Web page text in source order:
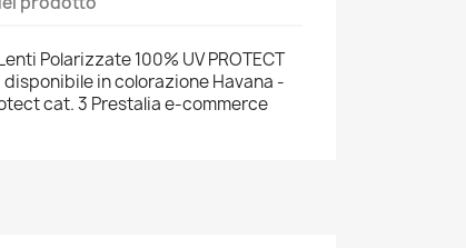
Polarizzate 100% UV PROTECT
disponibile in colorazione Havana -
cat. 3 Prestalia e-commerce